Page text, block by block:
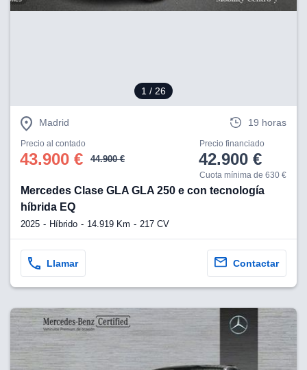
1 / 26
Madrid 19 horas
Precio al contado
43.900 € 44.900 €
Precio financiado
42.900 €
Cuota mínima de 630 €
Mercedes Clase GLA GLA 250 e con tecnología
híbrida EQ
2025 Híbrido 14.919 Km 217 CV
Llamar Contactar